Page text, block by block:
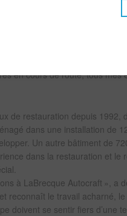
De plus, son propriétaire
de la Judge lors d’un
et a ensuite été
ce prix, qui renforce ce que
en cours de route, tous
de restauration depuis
dans une installation de
Un autre bâtiment de
dans la restauration et le
à LaBrecque Autocraft », a
reconnaît le travail acharné,
doivent se sentir fiers d’une